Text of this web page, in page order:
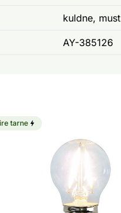
kuldne, must
AY-385126
tarne